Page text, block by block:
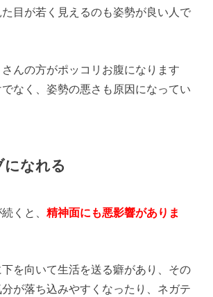
た目が若く見えるのも姿勢が良い人で
んの方がポッコリお腹になります
なく、姿勢の悪さも原因になってい
なれる
くと、精神面にも悪影響がありま
を向いて生活を送る癖があり、その
が落ち込みやすくなったり、ネガテ